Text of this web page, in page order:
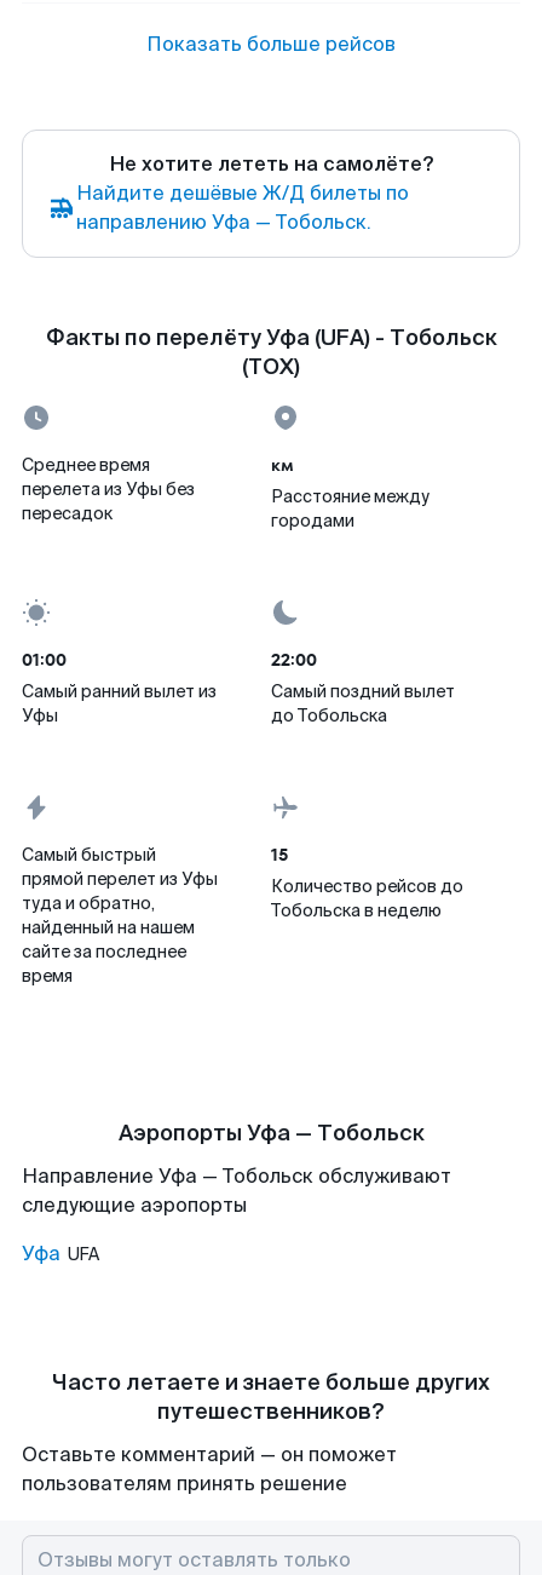
Показать больше рейсов
Не хотите лететь на самолёте?
Найдите дешёвые Ж/Д билеты по
направлению Уфа — Тобольск.
Факты по перелёту Уфа (UFA) - Тобольск
(TOX)
Среднее время
перелета из Уфы без
пересадок
км
Расстояние между
городами
01:00
Самый ранний вылет из
Уфы
22:00
Самый поздний вылет
до Тобольска
Самый быстрый
прямой перелет из Уфы
туда и обратно,
найденный на нашем
сайте за последнее
время
15
Количество рейсов до
Тобольска в неделю
Аэропорты Уфа — Тобольск
Направление Уфа — Тобольск обслуживают
следующие аэропорты
Уфа UFA
Часто летаете и знаете больше других
путешественников?
Оставьте комментарий — он поможет
пользователям принять решение